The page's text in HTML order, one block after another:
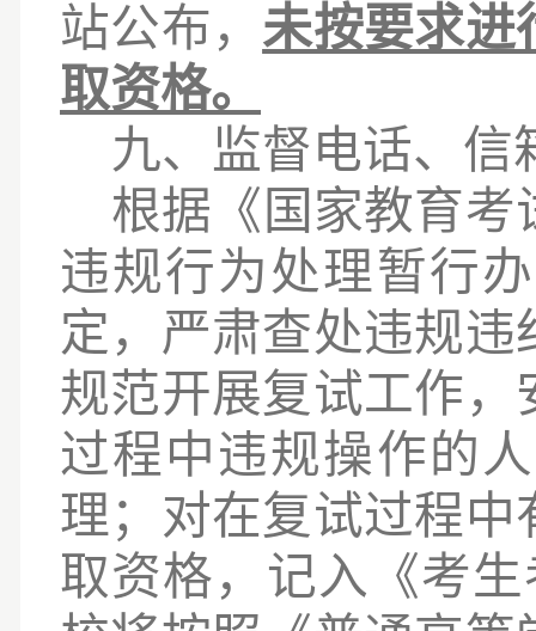
站公布， 未按要求进
取资格。
九、监督电话、信
根据《国家教育
违规行为处理暂行
定，严肃查处违规
规范开展复试工作
过程中违规操作的
理；对在复试过程
取资格，记入《考